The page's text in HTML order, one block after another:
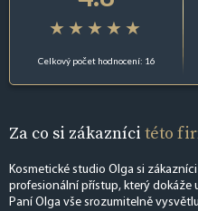
Celkový počet hodnocení: 16
Za co si zákazníci této
Kosmetické studio Olga si
profesionální přístup, který dokáže
Paní Olga vše srozumitelně